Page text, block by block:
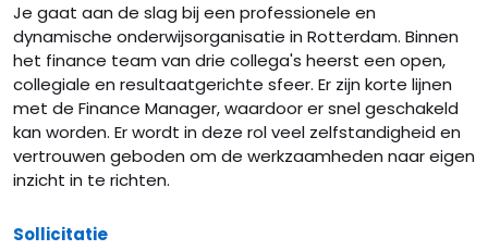
Je gaat aan de slag bij een professionele en
dynamische onderwijsorganisatie in Rotterdam. Binnen
het finance team van drie collega's heerst een open,
collegiale en resultaatgerichte sfeer. Er zijn korte lijnen
met de Finance Manager, waardoor er snel geschakeld
kan worden. Er wordt in deze rol veel zelfstandigheid en
vertrouwen geboden om de werkzaamheden naar eigen
inzicht in te richten.
Sollicitatie